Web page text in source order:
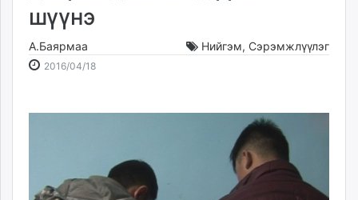
Gogo.mn
caak.mn
news.mn
zindaa.mn
tovch.mn
Eguur.mn
шүүнэ
А.Баярмаа Нийгэм, Сэрэмжлүүлэг
2016/04/182016-
2026-